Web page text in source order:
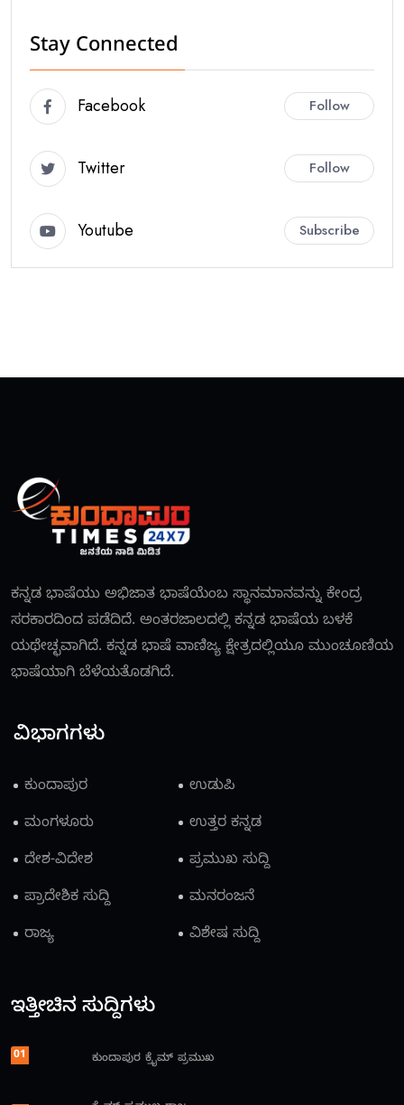
Stay Connected
Facebook Follow
Twitter Follow
Youtube Subscribe
ಕನ್ನಡ ಭಾಷೆಯು ಅಭಿಜಾತ ಭಾಷೆಯೆಂಬ ಸ್ಥಾನಮಾನವನ್ನು ಕೇಂದ್ರ
ಸರಕಾರದಿಂದ ಪಡೆದಿದೆ. ಅಂತರಜಾಲದಲ್ಲಿ ಕನ್ನಡ ಭಾಷೆಯ ಬಳಕೆ
ಯಥೇಚ್ಛವಾಗಿದೆ. ಕನ್ನಡ ಭಾಷೆ ವಾಣಿಜ್ಯ ಕ್ಷೇತ್ರದಲ್ಲಿಯೂ ಮುಂಚೂಣಿಯ
ಭಾಷೆಯಾಗಿ ಬೆಳೆಯತೊಡಗಿದೆ.
ವಿಭಾಗಗಳು
ಕುಂದಾಪುರ
ಉಡುಪಿ
ಮಂಗಳೂರು
ಉತ್ತರ ಕನ್ನಡ
ದೇಶ-ವಿದೇಶ
ಪ್ರಮುಖ ಸುದ್ದಿ
ಪ್ರಾದೇಶಿಕ ಸುದ್ದಿ
ಮನರಂಜನೆ
ರಾಜ್ಯ
ವಿಶೇಷ ಸುದ್ದಿ
ಇತ್ತೀಚಿನ ಸುದ್ದಿಗಳು
01 ಕುಂದಾಪುರ ಕ್ರೈಮ್ ಪ್ರಮುಖ